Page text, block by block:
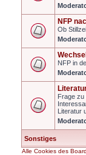
NFP
Ob
NFP in
Frage zu
Literatur
Sonstiges
Alle Cookies des